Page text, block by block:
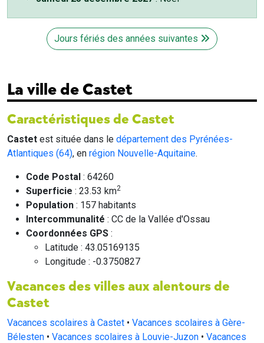
Jours fériés des années suivantes
La ville de Castet
Caractéristiques de Castet
Castet est située dans le département des Pyrénées-
Atlantiques (64), en région Nouvelle-Aquitaine.
Code Postal : 64260
Superficie : 23.53 km2
Population : 157 habitants
Intercommunalité : CC de la Vallée d'Ossau
Coordonnées GPS :
Latitude : 43.05169135
Longitude : -0.3750827
Vacances des villes aux alentours de
Castet
Vacances scolaires à Castet • Vacances scolaires à Gère-
Bélesten • Vacances scolaires à Louvie-Juzon • Vacances